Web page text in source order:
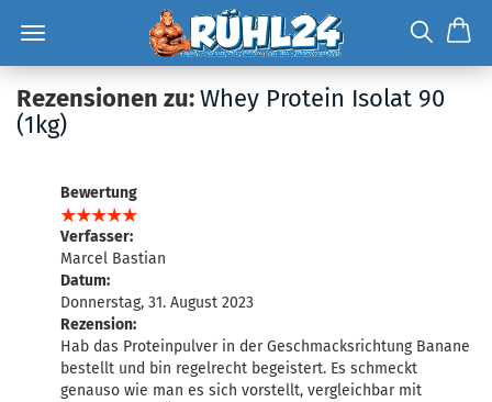
Rezensionen zu:Whey Protein Isolat 90
(1kg)
Bewertung
Verfasser:
Marcel Bastian
Datum:
Donnerstag, 31. August 2023
Rezension:
Hab das Proteinpulver in der Geschmacksrichtung Banane
bestellt und bin regelrecht begeistert. Es schmeckt
genauso wie man es sich vorstellt, vergleichbar mit